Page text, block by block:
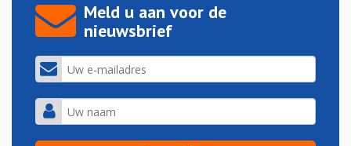
Meld u aan voor de
nieuwsbrief